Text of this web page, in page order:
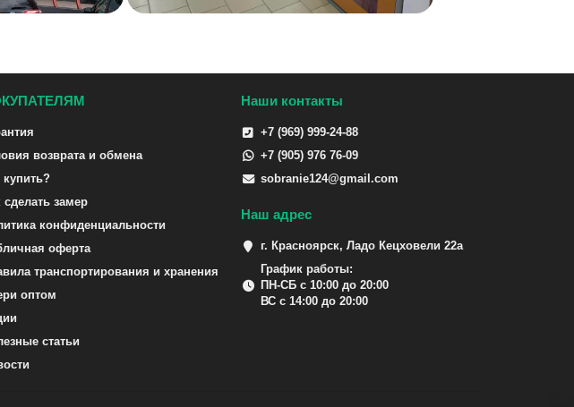
возврата и обмена
купить?
сделать замер
конфиденциальности
оферта
транспортирования и хранения
оптом
статьи
Наши контакты
+7 (969) 999-24-88
+7 (905) 976 76-09
sobranie124@gmail.com
Наш адрес
г. Красноярск, Ладо Кецховели 22а
График работы:
ПН-СБ с 10:00 до 20:00
ВС с 14:00 до 20:00